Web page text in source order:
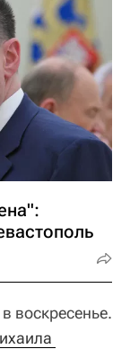
воскресенье.